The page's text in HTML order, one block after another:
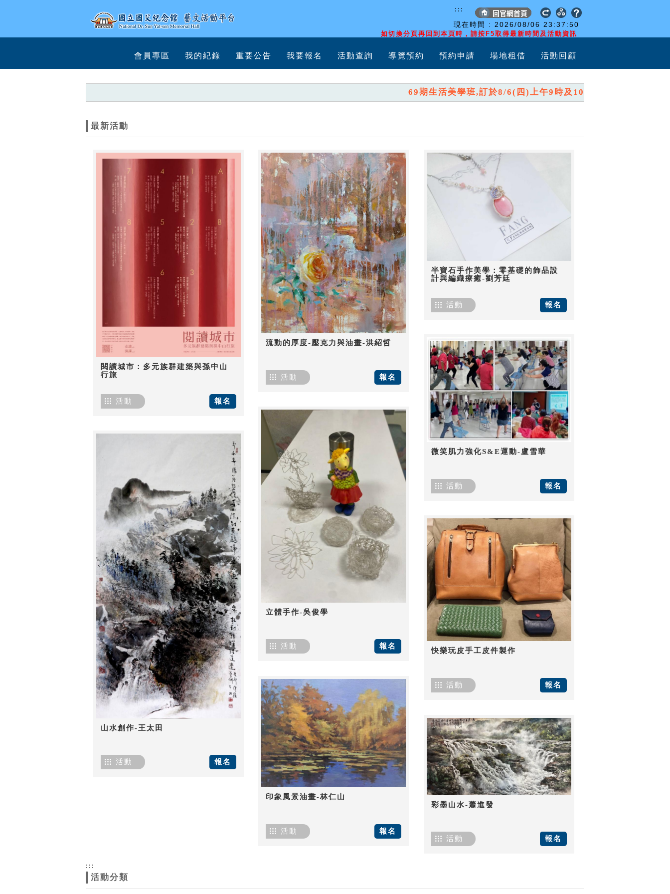
現在時間 : 2026/08/06 23:37:50
如切換分頁再回到本頁時，請按F5取得最新時間及活動資訊
:::
會員專區 我的紀錄 重要公告 我要報名 活動查詢 導覽預約 預約申請 場地租借 活動回顧
69期生活美學班,訂於8/6(四)上午9時及10時,分兩時段開放報名,請
最新活動
閱讀城市：多元族群建築與孫中山
行旅
報名
活動
流動的厚度-壓克力與油畫-洪紹哲
報名
活動
半寶石手作美學：零基礎的飾品設
計與編織療癒-劉芳廷
報名
活動
微笑肌力強化S&E運動-盧雪華
報名
活動
立體手作-吳俊學
報名
活動
山水創作-王太田
報名
活動
快樂玩皮手工皮件製作
報名
活動
印象風景油畫-林仁山
報名
活動
彩墨山水-蕭進發
報名
活動
:::
活動分類